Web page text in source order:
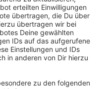
of Minnesota
Co-Direktorin des
der UMN, lobt
Kommune. Die
Haus,
und
Der Hausherr betont